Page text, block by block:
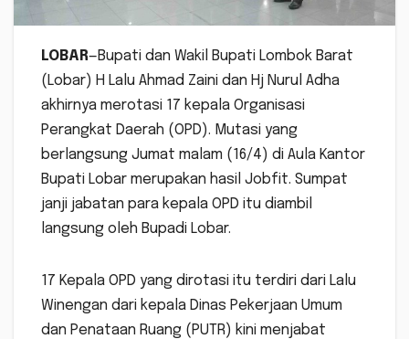
LOBAR—Bupati dan Wakil Bupati Lombok Barat
(Lobar) H Lalu Ahmad Zaini dan Hj Nurul Adha
akhirnya merotasi 17 kepala Organisasi
Perangkat Daerah (OPD). Mutasi yang
berlangsung Jumat malam (16/4) di Aula Kantor
Bupati Lobar merupakan hasil Jobfit. Sumpat
janji jabatan para kepala OPD itu diambil
langsung oleh Bupadi Lobar.
17 Kepala OPD yang dirotasi itu terdiri dari Lalu
Winengan dari kepala Dinas Pekerjaan Umum
dan Penataan Ruang (PUTR) kini menjabat